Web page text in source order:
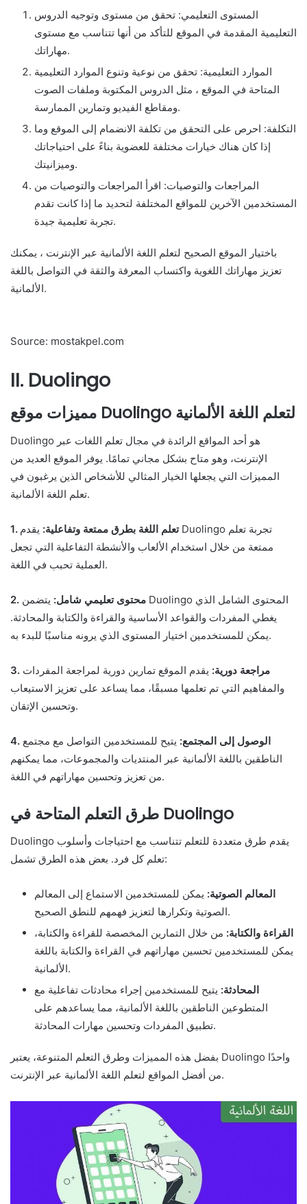
المستوى التعليمي: تحقق من مستوى وتوجيه الدروس
التعليمية المقدمة في الموقع للتأكد من أنها تتناسب مع مستوى
مهاراتك.
الموارد التعليمية: تحقق من نوعية وتنوع الموارد التعليمية
المتاحة في الموقع ، مثل الدروس المكتوبة وملفات الصوت
ومقاطع الفيديو وتمارين الممارسة.
التكلفة: احرص على التحقق من تكلفة الانضمام إلى الموقع وما
إذا كان هناك خيارات مختلفة للعضوية بناءً على احتياجاتك
وميزانيتك.
المراجعات والتوصيات: اقرأ المراجعات والتوصيات من
المستخدمين الآخرين للمواقع المختلفة لتحديد ما إذا كانت تقدم
تجربة تعليمية جيدة.
باختيار الموقع الصحيح لتعلم اللغة الألمانية عبر الإنترنت ، يمكنك
تعزيز مهاراتك اللغوية واكتساب المعرفة والثقة في التواصل باللغة
الألمانية.
Source: mostakpel.com
II. Duolingo
مميزات موقع Duolingo لتعلم اللغة الألمانية
Duolingo هو أحد المواقع الرائدة في مجال تعلم اللغات عبر
الإنترنت، وهو متاح بشكل مجاني تمامًا. يوفر الموقع العديد من
المميزات التي يجعلها الخيار المثالي للأشخاص الذين يرغبون في
تعلم اللغة الألمانية.
1. تعلم اللغة بطرق ممتعة وتفاعلية: يقدم Duolingo تجربة تعلم
ممتعة من خلال استخدام الألعاب والأنشطة التفاعلية التي تجعل
العملية تحبب في اللغة.
2. محتوى تعليمي شامل: يتضمن Duolingo المحتوى الشامل الذي
يغطي المفردات والقواعد الأساسية والقراءة والكتابة والمحادثة.
يمكن للمستخدمين اختيار المستوى الذي يرونه مناسبًا للبدء به.
3. مراجعة دورية: يقدم الموقع تمارين دورية لمراجعة المفردات
والمفاهيم التي تم تعلمها مسبقًا، مما يساعد على تعزيز الاستيعاب
وتحسين الإتقان.
4. الوصول إلى المجتمع: يتيح للمستخدمين التواصل مع مجتمع
الناطقين باللغة الألمانية عبر المنتديات والمجموعات، مما يمكنهم
من تعزيز وتحسين مهاراتهم في اللغة.
طرق التعلم المتاحة في Duolingo
Duolingo يقدم طرق متعددة للتعلم تتناسب مع احتياجات وأسلوب
تعلم كل فرد. بعض هذه الطرق تشمل:
المعالم الصوتية: يمكن للمستخدمين الاستماع إلى المعالم
الصوتية وتكرارها لتعزيز فهمهم للنطق الصحيح.
القراءة والكتابة: من خلال التمارين المخصصة للقراءة والكتابة،
يمكن للمستخدمين تحسين مهاراتهم في القراءة والكتابة باللغة
الألمانية.
المحادثة: يتيح للمستخدمين إجراء محادثات تفاعلية مع
المتطوعين الناطقين باللغة الألمانية، مما يساعدهم على
تطبيق المفردات وتحسين مهارات المحادثة.
بفضل هذه المميزات وطرق التعلم المتنوعة، يعتبر Duolingo واحدًا
من أفضل المواقع لتعلم اللغة الألمانية عبر الإنترنت.